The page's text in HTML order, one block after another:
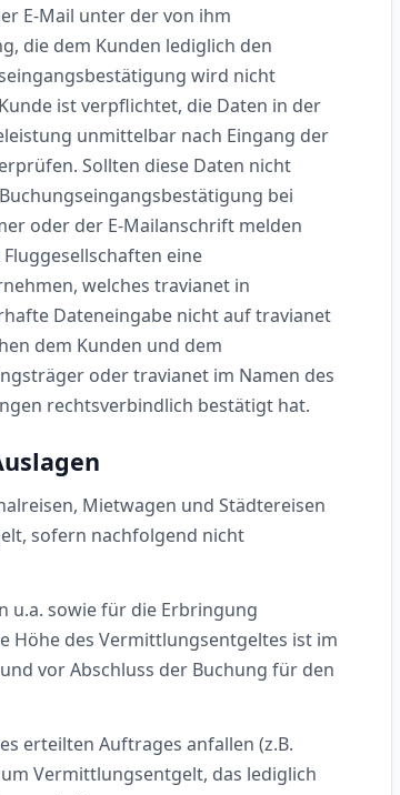
E-Mail unter der von ihm
die dem Kunden lediglich den
wird nicht
ist verpflichtet, die Daten in der
unmittelbar nach Eingang der
Sollten diese Daten nicht
bei
oder der E-Mailanschrift melden
eine
welches travianet in
Dateneingabe nicht auf travianet
dem Kunden und dem
oder travianet im Namen des
rechtsverbindlich bestätigt hat.
Mietwagen und Städtereisen
sofern nachfolgend nicht
u.a. sowie für die Erbringung
Höhe des Vermittlungsentgeltes ist im
vor Abschluss der Buchung für den
erteilten Auftrages anfallen (z.B.
Vermittlungsentgelt, das lediglich